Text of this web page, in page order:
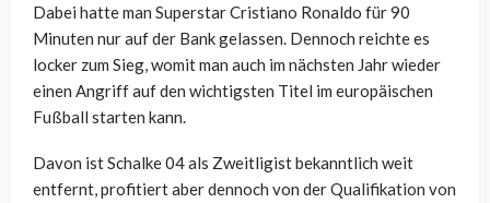
Dabei hatte man Superstar Cristiano Ronaldo für 90
Minuten nur auf der Bank gelassen. Dennoch reichte es
locker zum Sieg, womit man auch im nächsten Jahr wieder
einen Angriff auf den wichtigsten Titel im europäischen
Fußball starten kann.
Davon ist Schalke 04 als Zweitligist bekanntlich weit
entfernt, profitiert aber dennoch von der Qualifikation von